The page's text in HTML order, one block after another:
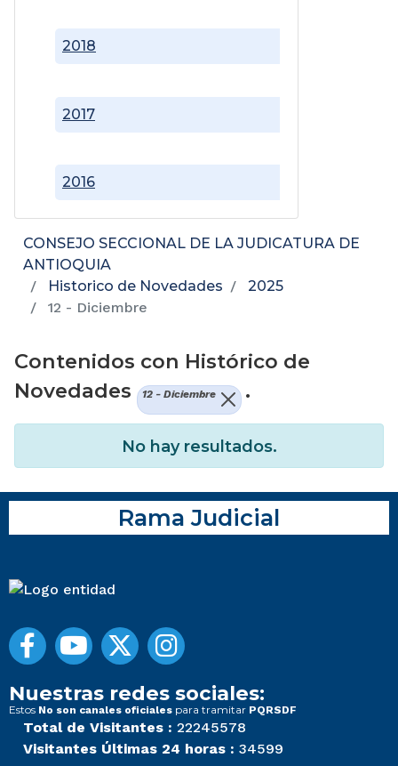
2016
2017
2018
CONSEJO SECCIONAL DE LA JUDICATURA DE
ANTIOQUIA
Historico de Novedades
2025
12 - Diciembre
Contenidos con Histórico de
Novedades
12 - Diciembre .
No hay resultados.
Rama Judicial
Nuestras redes sociales:
Estos No son canales oficiales para tramitar PQRSDF
Total de Visitantes : 22245578
Visitantes Últimas 24 horas : 34599